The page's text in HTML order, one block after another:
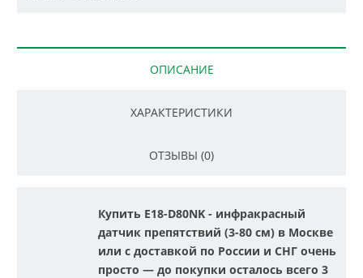
ОПИСАНИЕ
ХАРАКТЕРИСТИКИ
ОТЗЫВЫ (0)
Купить E18-D80NK - инфракрасный
датчик препятствий (3-80 см) в Москве
или с доставкой по России и СНГ очень
просто — до покупки осталось всего 3